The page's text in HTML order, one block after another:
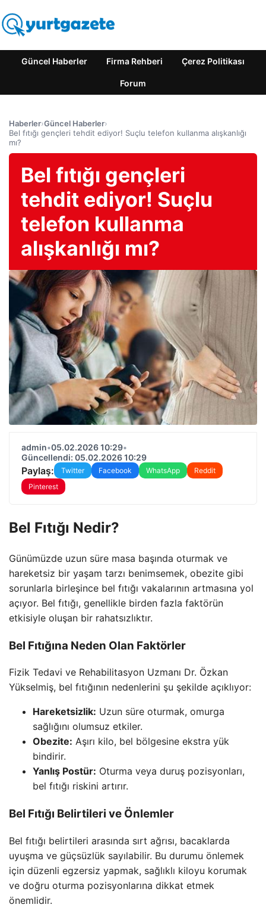
Güncel Haberler Firma Rehberi Çerez Politikası
Forum
Haberler›Güncel Haberler›
Bel fıtığı gençleri tehdit ediyor! Suçlu telefon kullanma alışkanlığı
mı?
Bel fıtığı gençleri
tehdit ediyor! Suçlu
telefon kullanma
alışkanlığı mı?
admin•05.02.2026 10:29•
Güncellendi: 05.02.2026 10:29
Paylaş: Twitter Facebook WhatsApp
Reddit
Pinterest
Bel Fıtığı Nedir?
Günümüzde uzun süre masa başında oturmak ve
hareketsiz bir yaşam tarzı benimsemek, obezite gibi
sorunlarla birleşince bel fıtığı vakalarının artmasına yol
açıyor. Bel fıtığı, genellikle birden fazla faktörün
etkisiyle oluşan bir rahatsızlıktır.
Bel Fıtığına Neden Olan Faktörler
Fizik Tedavi ve Rehabilitasyon Uzmanı Dr. Özkan
Yükselmiş, bel fıtığının nedenlerini şu şekilde açıklıyor:
Hareketsizlik: Uzun süre oturmak, omurga
sağlığını olumsuz etkiler.
Obezite: Aşırı kilo, bel bölgesine ekstra yük
bindirir.
Yanlış Postür: Oturma veya duruş pozisyonları,
bel fıtığı riskini artırır.
Bel Fıtığı Belirtileri ve Önlemler
Bel fıtığı belirtileri arasında sırt ağrısı, bacaklarda
uyuşma ve güçsüzlük sayılabilir. Bu durumu önlemek
için düzenli egzersiz yapmak, sağlıklı kiloyu korumak
ve doğru oturma pozisyonlarına dikkat etmek
önemlidir.